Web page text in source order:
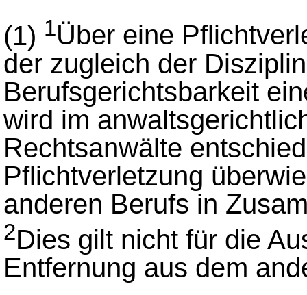
(1) 1Über eine
der zugleich der
Berufsgerichtsbarkeit
wird im
Rechtsanwälte
Pflichtverletzung
anderen Berufs in
2Dies gilt nicht für die
Entfernung aus dem